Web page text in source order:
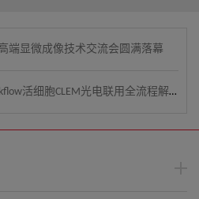
高端显微成像技术交流会圆满落幕
活细胞CLEM光电联用全流程解决方案